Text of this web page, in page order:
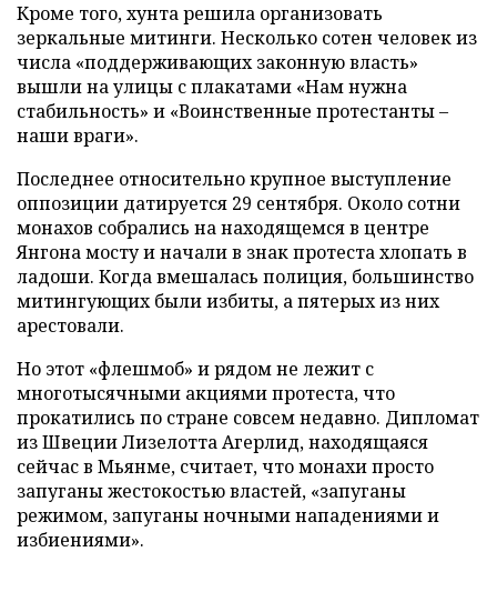
Кроме того, хунта решила организовать
зеркальные митинги. Несколько сотен человек из
числа «поддерживающих законную власть»
вышли на улицы с плакатами «Нам нужна
стабильность» и «Воинственные протестанты –
наши враги».
Последнее относительно крупное выступление
оппозиции датируется 29 сентября. Около сотни
монахов собрались на находящемся в центре
Янгона мосту и начали в знак протеста хлопать в
ладоши. Когда вмешалась полиция, большинство
митингующих были избиты, а пятерых из них
арестовали.
Но этот «флешмоб» и рядом не лежит с
многотысячными акциями протеста, что
прокатились по стране совсем недавно. Дипломат
из Швеции Лизелотта Агерлид, находящаяся
сейчас в Мьянме, считает, что монахи просто
запуганы жестокостью властей, «запуганы
режимом, запуганы ночными нападениями и
избиениями».